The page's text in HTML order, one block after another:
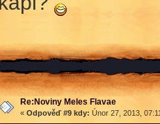
Re:Noviny Meles Flavae
« Odpověď #9 kdy: Únor 27, 2013,